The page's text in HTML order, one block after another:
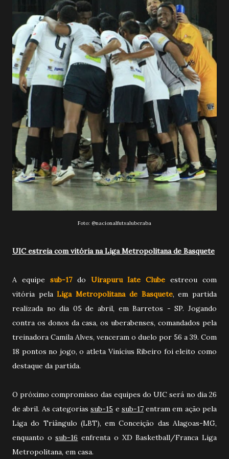
Foto: @nacionalfutsaluberaba
UIC estreia com vitória na Liga Metropolitana de Basquete
A equipe sub-17do Uirapuru Iate Clube estreou com
vitória pelaLiga Metropolitana de Basquete, em partida
realizada no dia 05 de abril, em Barretos - SP. Jogando
contra os donos da casa, os uberabenses, comandados pela
treinadora Camila Alves, venceram o duelo por 56 a 39. Com
18 pontos no jogo, o atleta Vinícius Ribeiro foi eleito como
destaque da partida.
O próximo compromisso das equipes do UIC será no dia 26
de abril. As categoriassub-15 e sub-17entram em ação pela
Liga do Triângulo (LBT), em Conceição das Alagoas-MG,
enquanto osub-16 enfrenta o XD Basketball/Franca Liga
Metropolitana, em casa.